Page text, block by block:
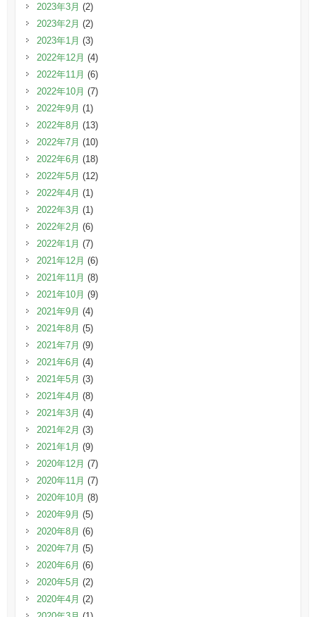
2023年3月 (2)
2023年2月 (2)
2023年1月 (3)
2022年12月 (4)
2022年11月 (6)
2022年10月 (7)
2022年9月 (1)
2022年8月 (13)
2022年7月 (10)
2022年6月 (18)
2022年5月 (12)
2022年4月 (1)
2022年3月 (1)
2022年2月 (6)
2022年1月 (7)
2021年12月 (6)
2021年11月 (8)
2021年10月 (9)
2021年9月 (4)
2021年8月 (5)
2021年7月 (9)
2021年6月 (4)
2021年5月 (3)
2021年4月 (8)
2021年3月 (4)
2021年2月 (3)
2021年1月 (9)
2020年12月 (7)
2020年11月 (7)
2020年10月 (8)
2020年9月 (5)
2020年8月 (6)
2020年7月 (5)
2020年6月 (6)
2020年5月 (2)
2020年4月 (2)